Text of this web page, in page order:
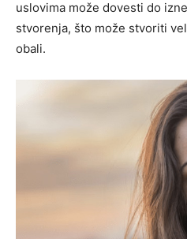
uslovima može dovesti do
stvorenja, što može stvoriti
obali.